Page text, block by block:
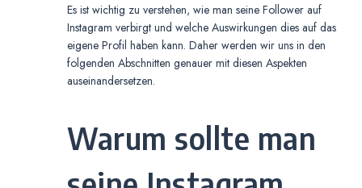
Es ist wichtig zu verstehen, wie man seine Follower auf
Instagram verbirgt und welche Auswirkungen dies auf das
eigene Profil haben kann. Daher werden wir uns in den
folgenden Abschnitten genauer mit diesen Aspekten
auseinandersetzen.
Warum sollte man